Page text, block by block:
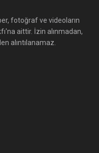
fotoğraf ve videoların
aittir. İzin alınmadan,
alıntılanamaz.